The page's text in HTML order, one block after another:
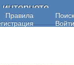
Правила
Поиск
Войти